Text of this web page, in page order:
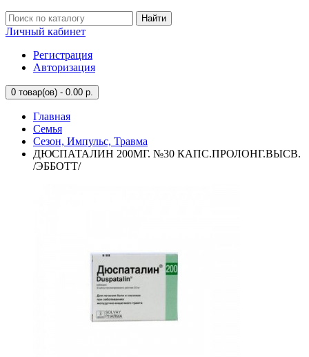
Найти
Личный кабинет
Регистрация
Авторизация
0 товар(ов) - 0.00 р.
Главная
Семья
Сезон, Импульс, Травма
ДЮСПАТАЛИН 200МГ. №30 КАПС.ПРОЛОНГ.ВЫСВ.
/ЭББОТТ/